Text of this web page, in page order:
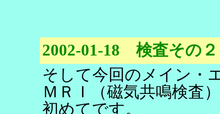
2002-01-18 検査その２
そして今回のメイン・
ＭＲＩ（磁気共鳴検
初めてです。